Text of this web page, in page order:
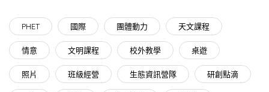
PHET 國際 團體動力 天文課程
情意 文明課程 校外教學 桌遊
照片 班級經營 生態資訊營隊 研創點滴